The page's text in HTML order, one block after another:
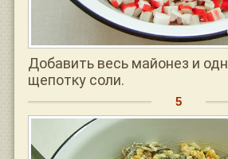
Добавить весь майонез и
щепотку соли.